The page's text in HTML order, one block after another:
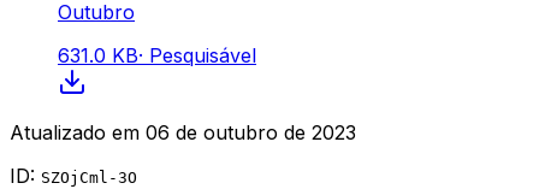
Outubro
631.0 KB· Pesquisável
Atualizado em 06 de outubro de 2023
ID: SZOjCml-3O